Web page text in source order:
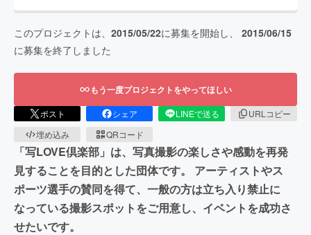
このプロジェクトは、 2015/05/22に募集を開始し、 2015/06/15
に募集を終了しました
もう一度プロジェクトをやってほしい
ポスト シェア LINEで送る
URLコピー
埋め込み
QRコード
「写LOVE倶楽部」は、写真撮影の楽しさや感動を再発
見することを目的とした団体です。 アーティストやス
ポーツ選手の賛同を得て、一般の方は立ち入り禁止に
なっている撮影スポットをご用意し、イベントを成功さ
せたいです。